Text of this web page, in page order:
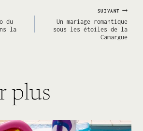
du
la
SUIVANT
Un mariage romantique
sous les étoiles de la
Camargue
plus